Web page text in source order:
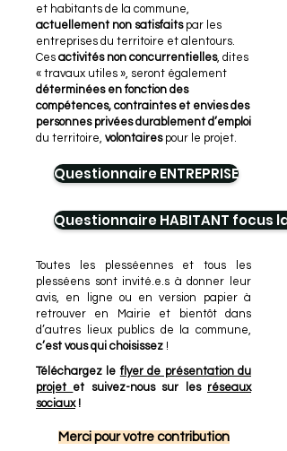
et habitants de la commune,
actuellement non satisfaits par les
entreprises du territoire et alentours.
Ces activités non concurrentielles, dites
« travaux utiles », seront également
déterminées en fonction des
compétences, contraintes et envies des
personnes privées durablement d’emploi
du territoire, volontaires pour le projet.
Questionnaire ENTREPRISE
Questionnaire HABITANT focus
Toutes les plesséennes et tous les
plesséens sont invité.e.s à donner leur
avis, en ligne ou en version papier à
retrouver en Mairie et bientôt dans
d’autres lieux publics de la commune,
c’est vous qui choisissez !
Téléchargez le flyer de présentation du
projet et suivez-nous sur les réseaux
sociaux!
Merci pour votre contribution